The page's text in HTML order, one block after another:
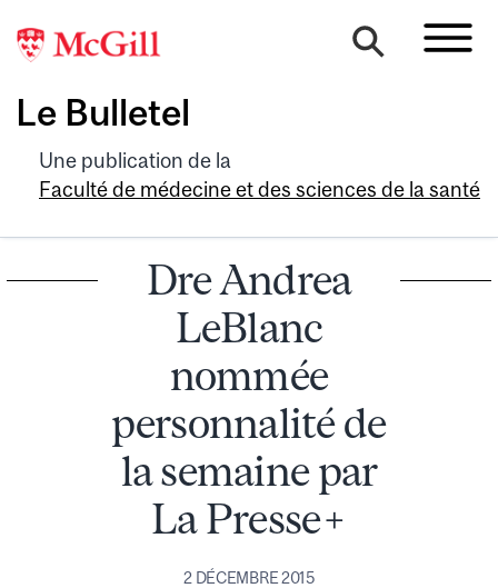
Le Bulletel
Une publication de la
Faculté de médecine et des sciences de la santé
Dre Andrea
LeBlanc
nommée
personnalité de
la semaine par
La Presse+
2 DÉCEMBRE 2015